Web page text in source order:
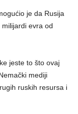
je da Rusija
evra od
jeste to što ovaj
mediji
ruskih resursa i